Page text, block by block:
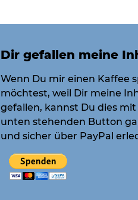
Dir gefallen meine
Wenn Du mir einen Kaffee
möchtest, weil Dir meine
gefallen, kannst Du dies
unten stehenden Button
und sicher über PayPal